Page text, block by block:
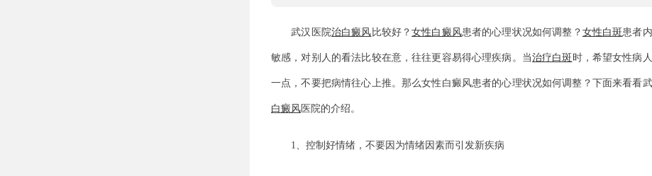
武汉医院治白癜风 比较好？女性白癜风患者的心理状况如何调整？ 女性白斑患者
敏感，对别人的看法比较在意，往往更容易得心理疾病。当治疗白斑 时，希望女性病
一点，不要把病情往心上推。那么女性白癜风患者的心理状况如何调整？下面来看看
白癜风 医院的介绍。
1、控制好情绪，不要因为情绪因素而引发新疾病